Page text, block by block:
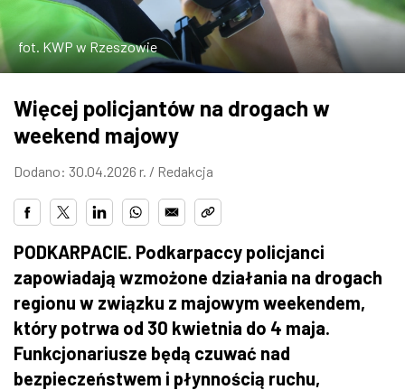
ZDJĘCIA
W RZESZOWIE
fot. KWP w Rzeszowie
Więcej policjantów na drogach w
weekend majowy
Dodano: 30.04.2026 r. / Redakcja
PODKARPACIE. Podkarpaccy policjanci
zapowiadają wzmożone działania na drogach
regionu w związku z majowym weekendem,
który potrwa od 30 kwietnia do 4 maja.
Funkcjonariusze będą czuwać nad
bezpieczeństwem i płynnością ruchu,